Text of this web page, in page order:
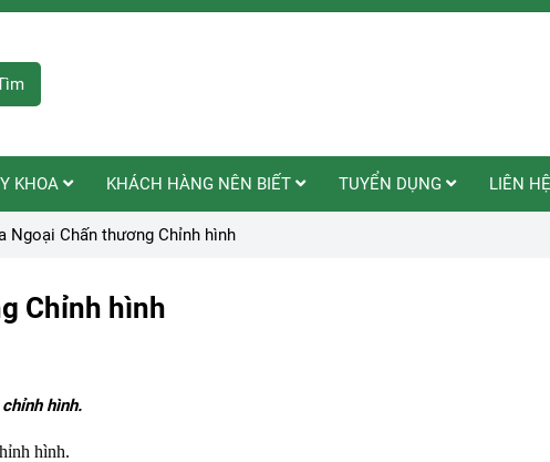
KHOA KHÁCH HÀNG NÊN BIẾT TUYỂN DỤNG LIÊN HỆ
Ngoại Chấn thương Chỉnh hình
Chỉnh hình
hình.
hình.